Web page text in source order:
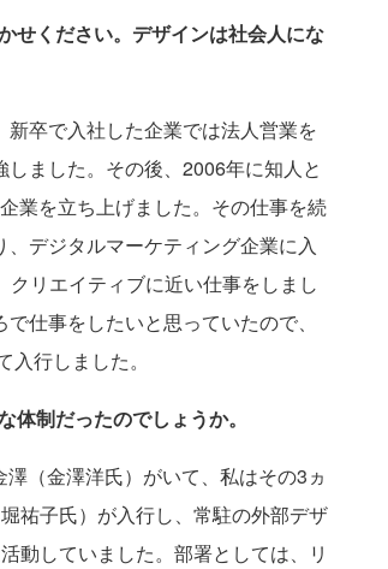
せください。デザインは社会人にな
卒で入社した企業では法人営業を
ました。その後、2006年に知人と
業を立ち上げました。その仕事を続
デジタルマーケティング企業に入
リエイティブに近い仕事をしまし
仕事をしたいと思っていたので、
行しました。
制だったのでしょうか。
（金澤洋氏）がいて、私はその3ヵ
祐子氏）が入行し、常駐の外部デザ
動していました。部署としては、リ